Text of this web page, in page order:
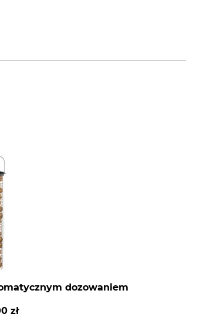
dozowaniem
zł